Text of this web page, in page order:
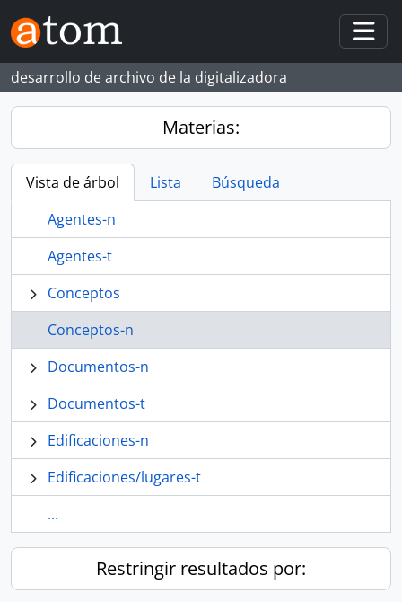
Skip to main content
desarrollo de archivo de la digitalizadora
Materias:
Vista de árbol Lista
Búsqueda
Agentes-n
Agentes-t
Conceptos
Conceptos-n
Documentos-n
Documentos-t
Edificaciones-n
Edificaciones/lugares-t
...
Restringir resultados por: